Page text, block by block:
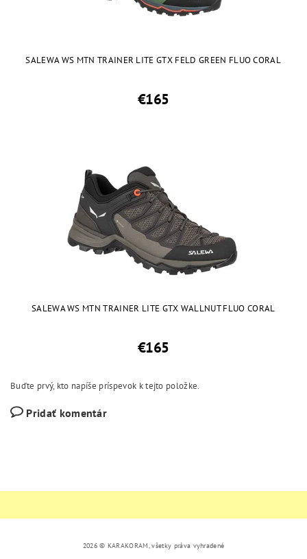
SALEWA WS MTN TRAINER LITE GTX FELD GREEN FLUO CORAL
€165
SALEWA WS MTN TRAINER LITE GTX WALLNUT FLUO CORAL
€165
Buďte prvý, kto napíše príspevok k tejto položke.
Pridať komentár
2026 © KARAKORAM, všetky práva vyhradené